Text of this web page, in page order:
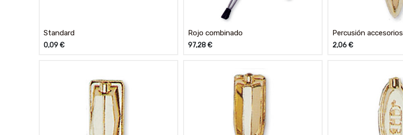
Standard
0,09€
Rojo combinado
97,28€
Percusión accesorios
2,06€